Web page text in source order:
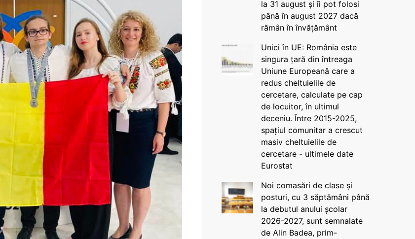
la 31 august și îi pot folosi
până în august 2027 dacă
rămân în învățământ
Unici în UE: România este
singura țară din întreaga
Uniune Europeană care a
redus cheltuielile de
cercetare, calculate pe cap
de locuitor, în ultimul
deceniu. Între 2015-2025,
spațiul comunitar a crescut
masiv cheltuielile de
cercetare - ultimele date
Eurostat
Noi comasări de clase și
posturi, cu 3 săptămâni până
la debutul anului școlar
2026-2027, sunt semnalate
de Alin Badea, prim-